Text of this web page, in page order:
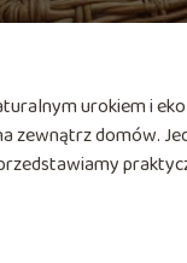
urokiem i
zewnątrz domów.